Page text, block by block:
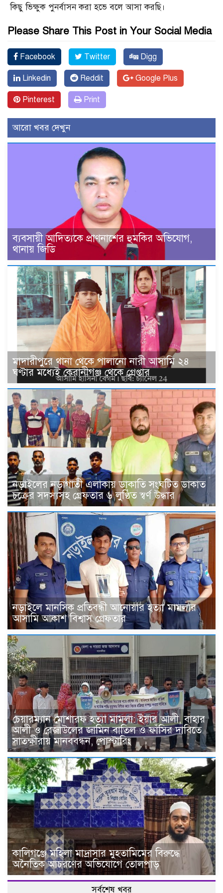
কিছু ভিক্ষুক পুনর্বাসন করা হভে বলে আসা করছি।
Please Share This Post in Your Social Media
Facebook Twitter Digg
Linkedin Reddit Google Plus
Pinterest Print
আরো খবর দেখুন
ব্যবসায়ী আদিত্যকে প্রাণনাশের হুমকির অভিযোগ,
থানায় জিডি
মাদারীপুরে থানা থেকে পালানো নারী আসামি ২৪
ঘণ্টার মধ্যেই কেরানীগঞ্জ থেকে গ্রেপ্তার
নড়াইলের নড়াগাতী এলাকায় ডাকাতি সংঘটিত ডাকাত
চক্রের সদস্যসহ গ্রেফতার ৬ লুণ্ঠিত স্বর্ণ উদ্ধার
নড়াইলে মানসিক প্রতিবন্ধী আনোয়ার হত্যা মামলার
আসামি আকাশ বিশ্বাস গ্রেফতার
চেয়ারম্যান মোশারফ হত্যা মামলা: ইয়ার আলী, বাহার
আলী ও রেজাউলের জামিন বাতিল ও ফাঁসির দাবিতে
সাতক্ষীরায় মানববন্ধন, পোস্টারিং
কালিগঞ্জে মহিলা মাদ্রাসার মুহতামিমের বিরুদ্ধে
অনৈতিক আচরণের অভিযোগে তোলপাড়
সর্বশেষ খবর